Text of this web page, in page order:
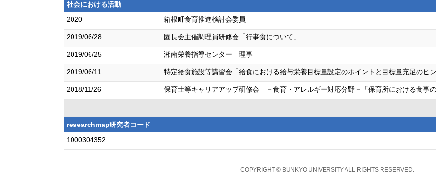
社会における活動
2020
箱根町食育推進検討会委員
2019/06/28 園長会主催調理員研修会「行事食について」
2019/06/25 湘南栄養指導センター 理事
2019/06/11 特定給食施設等講習会「給食における給与栄養目標量設定のポイントと目標量充足のヒ
2018/11/26 保育士等キャリアアップ研修会 －食育・アレルギー対応分野－「保育所における食事
researchmap研究者コード
1000304352
COPYRIGHT © BUNKYO UNIVERSITY ALL RIGHTS RESERVED.